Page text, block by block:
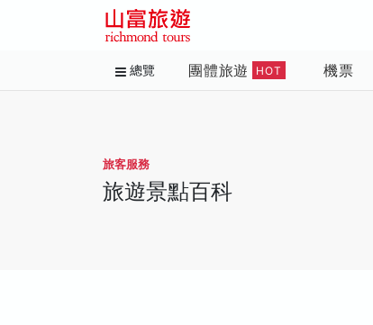
總覽 團體旅遊 HOT 機票
旅客服務
旅遊景點百科